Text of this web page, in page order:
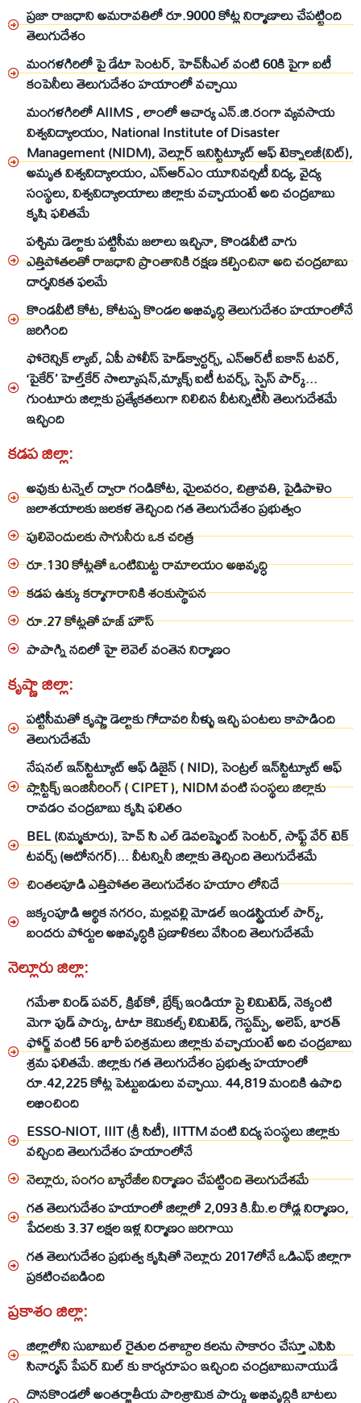
ప్రజా రాజధాని అమరావతిలో రూ.9000 కోట్ల నిర్మాణాలు చేపట్టింది
తెలుగుదేశం
మంగళగిరిలో పై డేటా సెంటర్, హెచ్‌సీఎల్‌ వంటి 60కి పైగా ఐటీ
కంపెనీలు తెలుగుదేశం హయాంలో వచ్చాయి
మంగళగిరిలో AIIMS , లాంలో ఆచార్య ఎన్.జి.రంగా వ్యవసాయ
విశ్వవిద్యాలయం, National Institute of Disaster
Management (NIDM), వెల్లూర్‌ ఇనిస్టిట్యూట్‌ ఆఫ్‌ టెక్నాలజీ(విట్‌),
అమృత విశ్వవిద్యాలయం, ఎస్‌ఆర్‌ఎం యూనివర్సిటీ విద్య, వైద్య
సంస్థలు, విశ్వవిద్యాలయాలు జిల్లాకు వచ్చాయంటే అది చంద్రబాబు
కృషి ఫలితమే
పశ్చిమ డెల్టాకు పట్టిసీమ జలాలు ఇచ్చినా, కొండవీటి వాగు
ఎత్తిపోతలతో రాజధాని ప్రాంతానికి రక్షణ కల్పించినా అది చంద్రబాబు
దార్శనికత ఫలమే
కొండవీటి కోట, కోటప్ప కొండల అభివృద్ధి తెలుగుదేశం హయాంలోనే
జరిగింది
ఫోరెన్సిక్‌ ల్యాబ్, ఏపీ పోలీస్‌ హెడ్‌క్వార్టర్స్‌, ఎన్‌ఆర్‌టీ ఐకాన్‌ టవర్‌,
‘పైకేర్‌’ హెల్త్‌కేర్‌ సొల్యూషన్‌,మ్యాక్స్‌ ఐటీ టవర్స్‌, స్పైస్ పార్క్...
గుంటూరు జిల్లాకు ప్రత్యేకతలుగా నిలిచిన వీటన్నిటినీ తెలుగుదేశమే
ఇచ్చింది
కడప జిల్లా:
అవుకు టన్నెల్‌ ద్వారా గండికోట, మైలవరం, చిత్రావతి, పైడిపాళెం
జలాశయాలకు జలకళ తెచ్చింది గత తెలుగుదేశం ప్రభుత్వం
పులివెందులకు సాగునీరు ఒక చరిత్ర
రూ.130 కోట్లతో ఒంటిమిట్ట రామాలయం అభివృద్ధి
కడప ఉక్కు కర్మాగారానికి శంకుస్థాపన
రూ.27 కోట్లతో హజ్ హౌస్
పాపాగ్ని నదిలో హై లెవెల్ వంతెన నిర్మాణం
కృష్ణా జిల్లా:
పట్టిసీమతో కృష్ణా డెల్టాకు గోదావరి నీళ్ళు ఇచ్చి పంటలు కాపాడింది
తెలుగుదేశమే
నేషనల్‌ ఇన్‌స్టిట్యూట్‌ ఆఫ్‌ డిజైన్‌ ( NID), సెంట్రల్‌ ఇన్‌స్టిట్యూట్‌ ఆఫ్‌
ప్లాస్టిక్స్‌ ఇంజినీరింగ్‌ ( CIPET ), NIDM వంటి సంస్థలు జిల్లాకు
రావడం చంద్రబాబు కృషి ఫలితం
BEL (నిమ్మకూరు), హెచ్ సి ఎల్ డెవలప్మెంట్ సెంటర్, సాఫ్ట్ వేర్ టెక్
టవర్స్ (ఆటోనగర్)... వీటన్నినీ జిల్లాకు తెచ్చింది తెలుగుదేశమే
చింతలపూడి ఎత్తిపోతల తెలుగుదేశం హయాం లోనిదే
జక్కంపూడి ఆర్థిక నగరం, మల్లవల్లి మోడల్ ఇండస్ట్రియల్ పార్క్,
బందరు పోర్టుల అభివృద్ధికి ప్రణాళికలు వేసింది తెలుగుదేశమే
నెల్లూరు జిల్లా:
గమేశా విండ్‌ పవర్‌, క్రిభ్‌కో, బ్రేక్స్‌ ఇండియా ప్రై లిమిటెడ్‌, నెక్కంటి
మెగా ఫుడ్‌ పార్కు, టాటా కెమికల్స్‌ లిమిటెడ్‌, గెస్టమ్ప్‌, అలెప్, భారత్
ఫోర్జ్ వంటి 56 భారీ పరిశ్రమలు జిల్లాకు వచ్చాయంటే అది చంద్రబాబు
శ్రమ ఫలితమే. జిల్లాకు గత తెలుగుదేశం ప్రభుత్వ హయాంలో
రూ.42,225 కోట్ల పెట్టుబడులు వచ్చాయి. 44,819 మందికి ఉపాధి
లభించింది
ESSO-NIOT, IIIT (శ్రీ సిటీ), IITTM వంటి విద్య సంస్థలు జిల్లాకు
వచ్చింది తెలుగుదేశం హయాంలోనే
నెల్లూరు, సంగం బ్యారేజీల నిర్మాణం చేపట్టింది తెలుగుదేశమే
గత తెలుగుదేశం హయాంలో జిల్లాలో 2,093 కి.మీ.ల రోడ్ల నిర్మాణం,
పేదలకు 3.37 లక్షల ఇళ్ల నిర్మాణం జరిగాయి
గత తెలుగుదేశం ప్రభుత్వ కృషితో నెల్లూరు 2017లోనే ఒడిఎఫ్ జిల్లాగా
ప్రకటించబడింది
ప్రకాశం జిల్లా:
జిల్లాలోని సుబాబుల్ రైతుల దశాబ్దాల కలను సాకారం చేస్తూ ఎపిపి
సినార్మస్ పేపర్ మిల్ కు కార్యరూపం ఇచ్చింది చంద్రబాబునాయుడే
దొనకొండలో అంతర్జాతీయ పారిశ్రామిక పార్కు అభివృద్ధికి బాటలు